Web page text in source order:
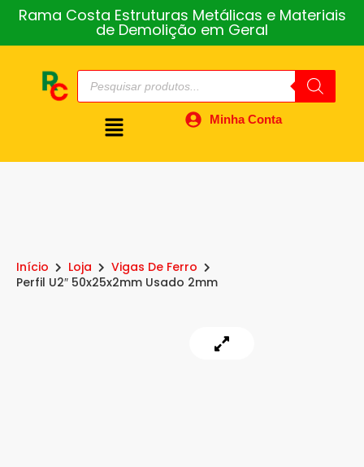
Rama Costa Estruturas Metálicas e Materiais
de Demolição em Geral
Minha Conta
Início Loja
Vigas De Ferro
Perfil U2″ 50x25x2mm Usado 2mm